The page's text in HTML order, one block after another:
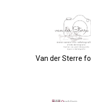
Van der Sterre